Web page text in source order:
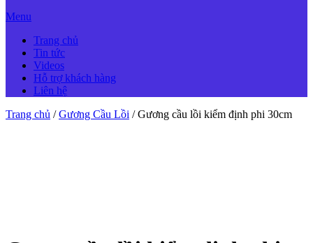
Menu
Trang chủ
Tin tức
Videos
Hỗ trợ khách hàng
Liên hệ
Trang chủ /Gương Cầu Lồi / Gương cầu lồi kiểm định phi 30cm